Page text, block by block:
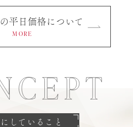
詳しくはこち
ック
平日価格について
MORE
していること